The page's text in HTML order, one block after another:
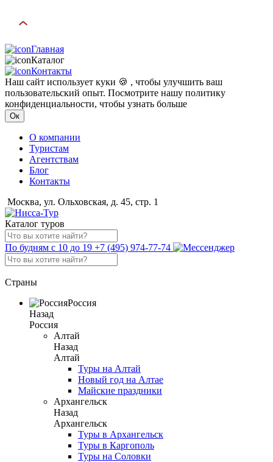
Главная
Каталог
Контакты
Наш сайт использует куки 🍪 , чтобы улучшить ваш
пользовательский опыт. Посмотрите нашу политику
конфиденциальности, чтобы узнать больше
Ок
О компании
Туристам
Агентствам
Блог
Контакты
Москва, ул. Ольховская, д. 45, стр. 1
Каталог туров
По будням с 10 до 19 +7 (495) 974-77-74
Страны
Россия
Назад
Россия
Алтай
Назад
Алтай
Туры на Алтай
Новый год на Алтае
Майские праздники
Архангельск
Назад
Архангельск
Туры в Архангельск
Туры в Каргополь
Туры на Соловки